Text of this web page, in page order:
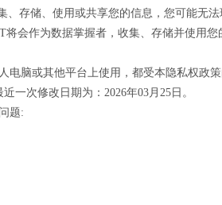
存储、使用或共享您的信息，您可能无法
将会作为数据掌握者，收集、存储并使用
电脑或其他平台上使用，都受本隐私权政
一次修改日期为：2026年03月25日。
题: